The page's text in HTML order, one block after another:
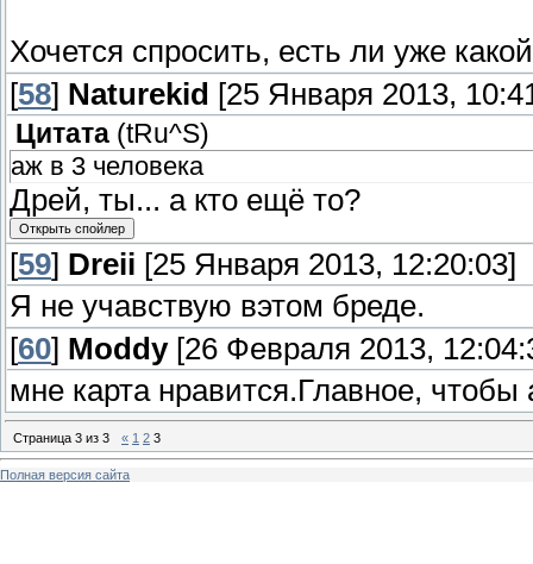
Хочется спросить, есть ли уже
[58] Naturekid [25 Января 2013,
Цитата (tRu^S)
аж в 3 человека
Дрей, ты... а кто ещё то?
[59] Dreii [25 Января 2013, 12:20:03]
Я не учавствую вэтом бреде.
[60] Moddy[26 Февраля 2013,
мне карта нравится.Главное, чтобы
Страница 3 из 3 « 1 2 3
Полная версия сайта